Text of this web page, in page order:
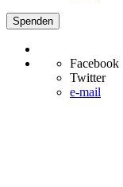
Spenden
Facebook
Twitter
e-mail